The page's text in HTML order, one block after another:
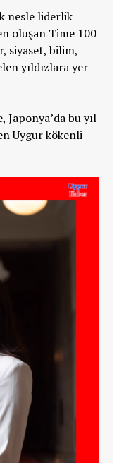
nesle liderlik
oluşan Time 100
siyaset, bilim,
yıldızlara yer
bu yıl
Uygur kökenli